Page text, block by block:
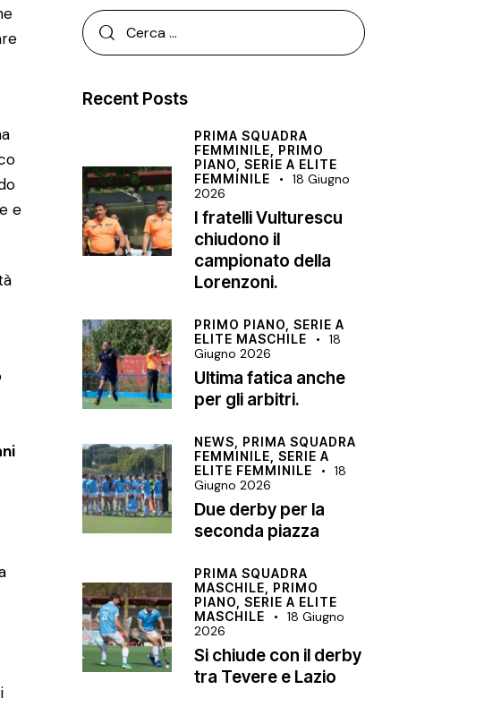
e
Recent Posts
PRIMA SQUADRA
FEMMINILE, PRIMO
PIANO,SERIE A ELITE
FEMMINILE
18 Giugno
2026
I fratelli Vulturescu
chiudono il
campionato della
Lorenzoni.
PRIMO PIANO,SERIE A
ELITE MASCHILE
18
Giugno 2026
Ultima fatica anche
per gli arbitri.
NEWS, PRIMA SQUADRA
FEMMINILE,SERIE A
ELITE FEMMINILE
18
Giugno 2026
Due derby per la
seconda piazza
PRIMA SQUADRA
MASCHILE, PRIMO
PIANO,SERIE A ELITE
MASCHILE
18 Giugno
2026
Si chiude con il derby
tra Tevere e Lazio